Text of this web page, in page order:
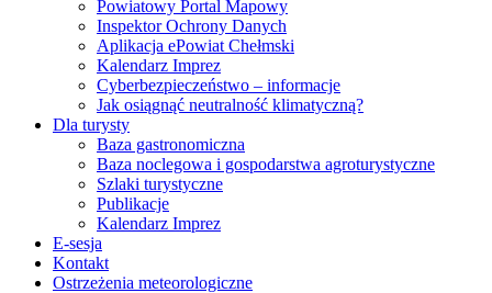
Powiatowy Portal Mapowy
Inspektor Ochrony Danych
Aplikacja ePowiat Chełmski
Kalendarz Imprez
Cyberbezpieczeństwo – informacje
Jak osiągnąć neutralność klimatyczną?
Dla turysty
Baza gastronomiczna
Baza noclegowa i gospodarstwa agroturystyczne
Szlaki turystyczne
Publikacje
Kalendarz Imprez
E-sesja
Kontakt
Ostrzeżenia meteorologiczne